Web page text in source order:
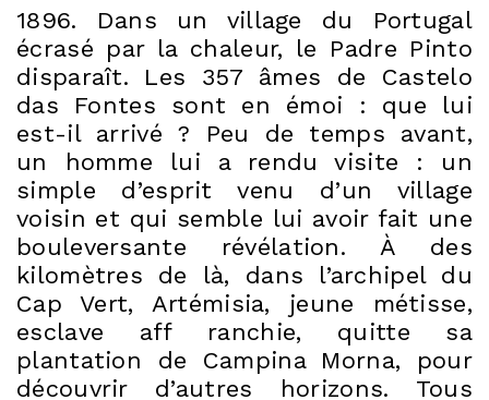
1896. Dans un village du Portugal
écrasé par la chaleur, le Padre Pinto
disparaît. Les 357 âmes de Castelo
das Fontes sont en émoi : que lui
est-il arrivé ? Peu de temps avant,
un homme lui a rendu visite : un
simple d’esprit venu d’un village
voisin et qui semble lui avoir fait une
bouleversante révélation. À des
kilomètres de là, dans l’archipel du
Cap Vert, Artémisia, jeune métisse,
esclave aff ranchie, quitte sa
plantation de Campina Morna, pour
découvrir d’autres horizons. Tous